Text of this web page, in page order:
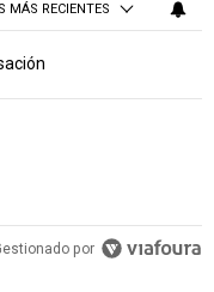
MÁS RECIENTES
por